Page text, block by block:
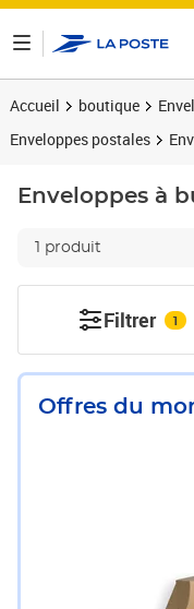
Accueil boutique
Enveloppes postales
Enveloppes à
1 produit
Filtrer 1
Offres du